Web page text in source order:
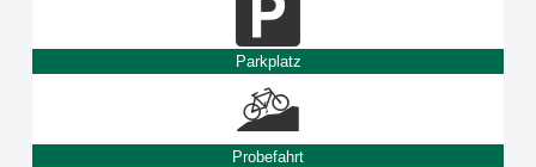
Parkplatz
Probefahrt